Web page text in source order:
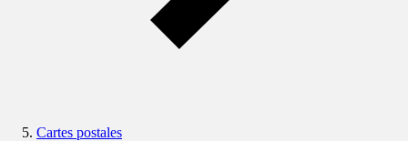
Cartes postales